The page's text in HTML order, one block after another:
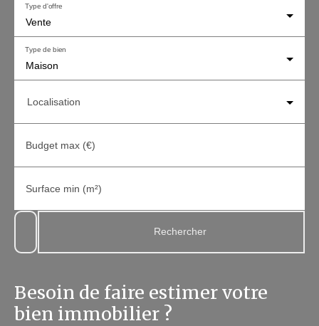
Vente
Type d'offre
Maison
Type de bien
Localisation
Budget max (€)
Surface min (m²)
Rechercher
Besoin de faire estimer votre
bien immobilier ?